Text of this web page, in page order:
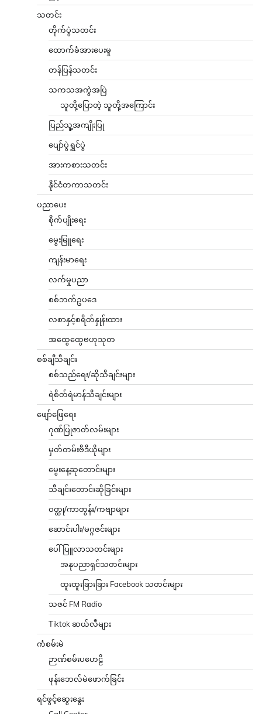
သတင်း
တိုက်ပွဲသတင်း
ထောက်ခံအားပေးမှု
တန်ပြန်သတင်း
သကသအကွဲအပြဲ
သူတို့ပြောတဲ့ သူတို့အကြောင်း
ပြည်သူ့အကျိုးပြု
ပျော်ပွဲရွှင်ပွဲ
အားကစားသတင်း
နိုင်ငံတကာသတင်း
ပညာပေး
စိုက်ပျိုးရေး
မွေးမြူရေး
ကျန်းမာရေး
လက်မှုပညာ
စစ်ဘက်ဥပဒေ
လစာနှင့်စရိတ်နှုန်းထား
အထွေထွေဗဟုသုတ
စစ်ချီသီချင်း
စစ်သည်ရေး/ဆိုသီချင်းများ
ရဲစိတ်ရဲမာန်သီချင်းများ
ဖျော်ဖြေရေး
ဂုဏ်ပြုဇာတ်လမ်းများ
မှတ်တမ်းဗီဒီယိုများ
မွေးနေ့ဆုတောင်းများ
သီချင်းတောင်းဆိုခြင်းများ
ဝတ္ထု/ကာတွန်း/ကဗျာများ
ဆောင်းပါး/မဂ္ဂဇင်းများ
ပေါ်ပြူလာသတင်းများ
အနုပညာရှင်သတင်းများ
ထူးထူးခြားခြား Facebook သတင်းများ
သဇင် FM Radio
Tiktok ဆယ်လီများ
ကံစမ်းမဲ
ဉာဏ်စမ်းပဟေဠိ
ဖုန်းဘေလ်မဲဖောက်ခြင်း
ရင်ဖွင့်ဆွေးနွေး